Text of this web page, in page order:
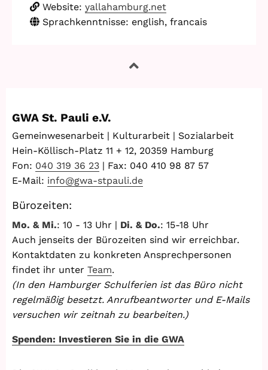
Website: yallahamburg.net
Sprachkenntnisse: english, francais
GWA St. Pauli e.V.
Gemeinwesenarbeit | Kulturarbeit | Sozialarbeit
Hein-Köllisch-Platz 11 + 12, 20359 Hamburg
Fon: 040 319 36 23 | Fax: 040 410 98 87 57
E-Mail: info@gwa-stpauli.de
Bürozeiten:
Mo. & Mi.: 10 - 13 Uhr | Di. & Do.: 15-18 Uhr
Auch jenseits der Bürozeiten sind wir erreichbar.
Kontaktdaten zu konkreten Ansprechpersonen
findet ihr unter Team.
(In den Hamburger Schulferien ist das Büro nicht
regelmäßig besetzt. Anrufbeantworter und E-Mails
versuchen wir zeitnah zu bearbeiten.)
Spenden: Investieren Sie in die GWA